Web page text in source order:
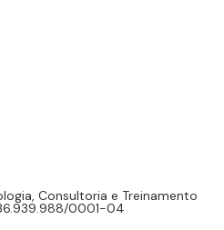
Consultoria e Treinamento
0001-04